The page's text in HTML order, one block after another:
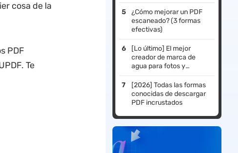
cosa de la
PDF
Te
¿Cómo mejorar un PDF
escaneado? (3 formas
efectivas)
[Lo último] El mejor
creador de marca de
agua para fotos y
documentos
[2026] Todas las formas
conocidas de descargar
PDF incrustados